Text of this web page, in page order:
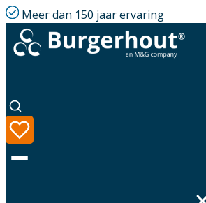
Meer dan 150 jaar ervaring